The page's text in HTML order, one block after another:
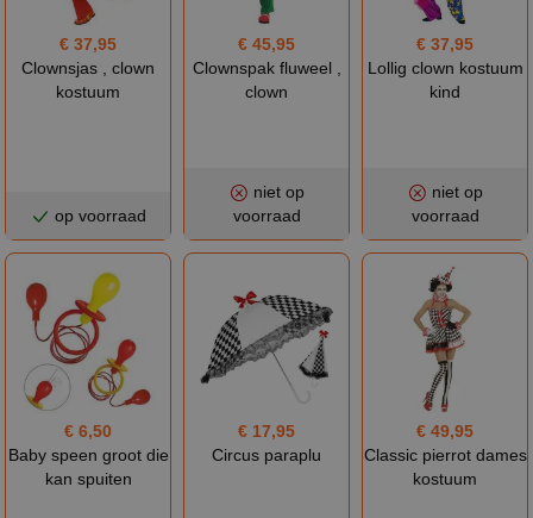
€ 37,95
Clownsjas , clown
kostuum
op voorraad
€ 45,95
Clownspak fluweel ,
clown
niet op
voorraad
€ 37,95
Lollig clown kostuum
kind
niet op
voorraad
€ 6,50
Baby speen groot die
kan spuiten
€ 17,95
Circus paraplu
€ 49,95
Classic pierrot dames
kostuum